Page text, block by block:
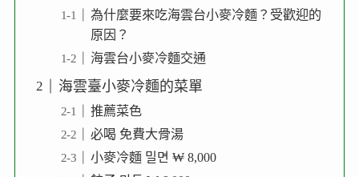
為什麼要來吃海雲台小麥冷麵？受歡迎的
原因？
海雲台小麥冷麵交通
海雲臺小麥冷麵的菜單
推薦菜色
必喝 免費大骨湯
小麥冷麵 밀면 ₩ 8,000